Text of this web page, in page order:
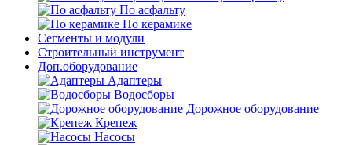
По асфальту
По керамике
Сегменты и модули
Строительный инструмент
Доп.оборудование
Адаптеры
Водосборы
Дорожное оборудование
Крепеж
Насосы